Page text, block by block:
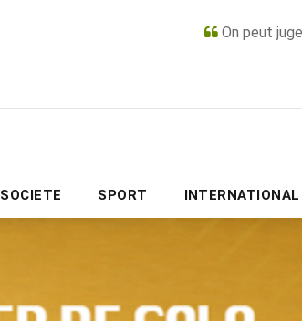
On peut
SOCIETE SPORT INTERNATIONAL
PUBLICITÉ